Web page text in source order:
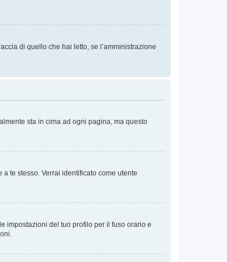
di quello che hai letto, se l’amministrazione
sta in cima ad ogni pagina, ma questo
te stesso. Verrai identificato come utente
impostazioni del tuo profilo per il fuso orario e